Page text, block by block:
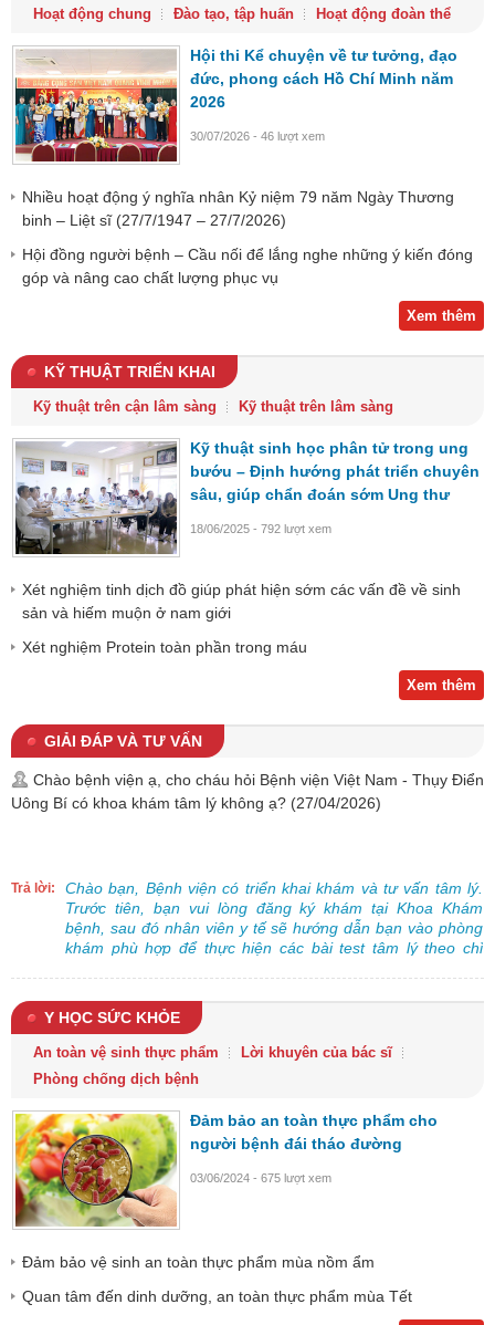
Hoạt động chung Đào tạo, tập huấn Hoạt động đoàn thể
Hội thi Kể chuyện về tư tưởng, đạo
đức, phong cách Hồ Chí Minh năm
2026
30/07/2026 - 46 lượt xem
Nhiều hoạt động ý nghĩa nhân Kỷ niệm 79 năm Ngày Thương
binh – Liệt sĩ (27/7/1947 – 27/7/2026)
Hội đồng người bệnh – Cầu nối để lắng nghe những ý kiến đóng
góp và nâng cao chất lượng phục vụ
Xem thêm
KỸ THUẬT TRIỂN KHAI
Kỹ thuật trên cận lâm sàng Kỹ thuật trên lâm sàng
Kỹ thuật sinh học phân tử trong ung
bướu – Định hướng phát triển chuyên
sâu, giúp chẩn đoán sớm Ung thư
18/06/2025 - 792 lượt xem
Xét nghiệm tinh dịch đồ giúp phát hiện sớm các vấn đề về sinh
sản và hiếm muộn ở nam giới
Xét nghiệm Protein toàn phần trong máu
Xem thêm
GIẢI ĐÁP VÀ TƯ VẤN
Chào bệnh viện ạ, cho cháu hỏi Bệnh viện Việt Nam - Thụy Điển
Uông Bí có khoa khám tâm lý không ạ? (27/04/2026)
Trả lời:
Chào bạn, Bệnh viện có triển khai khám và tư vấn tâm lý.
Trước tiên, bạn vui lòng đăng ký khám tại Khoa Khám
bệnh, sau đó nhân viên y tế sẽ hướng dẫn bạn vào phòng
khám phù hợp để thực hiện các bài test tâm lý theo chỉ
Y HỌC SỨC KHỎE
An toàn vệ sinh thực phẩm
Lời khuyên của bác sĩ
Phòng chống dịch bệnh
Đảm bảo an toàn thực phẩm cho
người bệnh đái tháo đường
03/06/2024 - 675 lượt xem
Đảm bảo vệ sinh an toàn thực phẩm mùa nồm ẩm
Quan tâm đến dinh dưỡng, an toàn thực phẩm mùa Tết